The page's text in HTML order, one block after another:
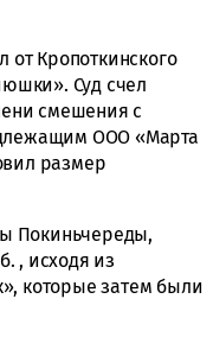
Кропоткинского
Суд счел
смешения с
ООО «Марта
размер
Покиньчереды,
, исходя из
которые затем были